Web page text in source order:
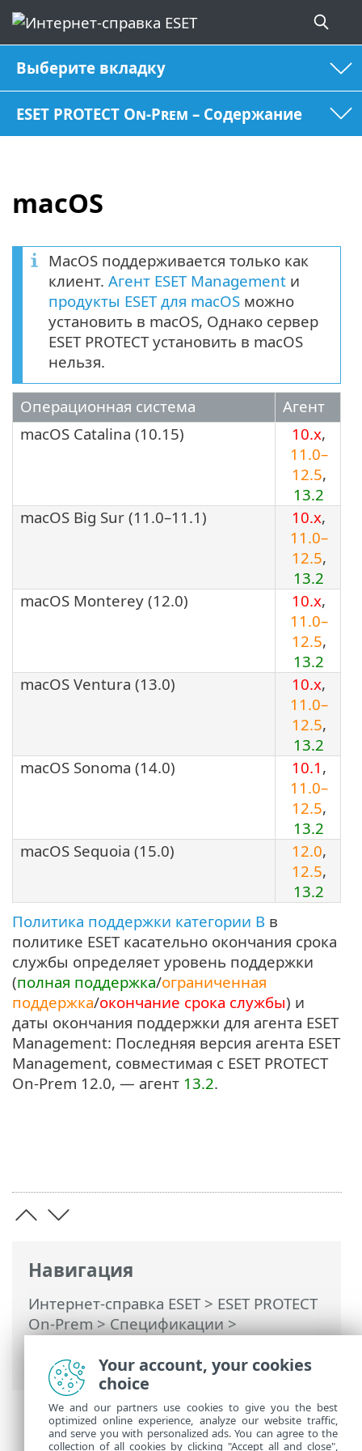
Выберите вкладку
ESET PROTECT On-Prem – Содержание
macOS
Навигация
Интернет-справка ESET> ESET PROTECT
On-Prem>Спецификации>
системы
> macOS
MacOS поддерживается только как
клиент. Агент ESET Management и
продукты ESET для macOS можно
установить в macOS, Однако сервер
ESET PROTECT установить в macOS
нельзя.
Операционная система
Агент
macOS Catalina (10.15)
10.x,
11.0–
12.5,
13.2
macOS Big Sur (11.0–11.1)
10.x,
11.0–
12.5,
13.2
macOS Monterey (12.0)
10.x,
11.0–
12.5,
13.2
macOS Ventura (13.0)
10.x,
11.0–
12.5,
13.2
macOS Sonoma (14.0)
10.1 ,
11.0–
12.5,
13.2
macOS Sequoia (15.0)
12.0,
12.5,
13.2
Политика поддержки категории B в
политике ESET касательно окончания срока
службы определяет уровень поддержки
(полная поддержка/ограниченная
поддержка/окончание срока службы) и
даты окончания поддержки для агента ESET
Management: Последняя версия агента ESET
Management, совместимая с ESET PROTECT
On-Prem 12.0, — агент 13.2.
Your account, your cookies
choice
We and our partners use cookies to give you the best
optimized online experience, analyze our website traffic,
and serve you with personalized ads. You can agree to the
collection of all cookies by clicking "Accept all and close",